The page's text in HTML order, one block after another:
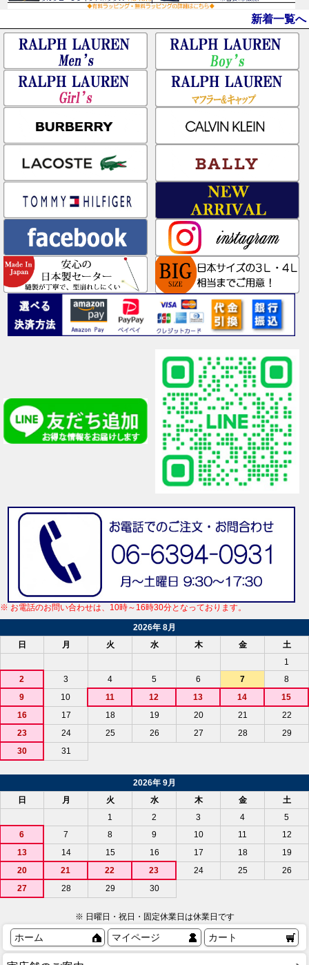
新着一覧へ
※ お電話のお問い合わせは、10時～16時30分となっております。
2026年 8月
日
月 火 水 木 金
土
1
2
3 4 5 6 7
8
9
10 11 12 13 14
15
16
17 18 19 20 21
22
23
24 25 26 27 28
29
30
31
2026年 9月
日
月 火 水 木 金
土
1
2 3 4
5
6
7 8 9 10 11
12
13
14 15 16 17 18
19
20
21 22 23 24 25
26
27
28 29 30
※ 日曜日・祝日・固定休業日は休業日です
ホーム マイページ カート